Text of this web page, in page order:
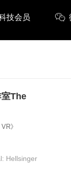
技会员
The
》
Hellsinger